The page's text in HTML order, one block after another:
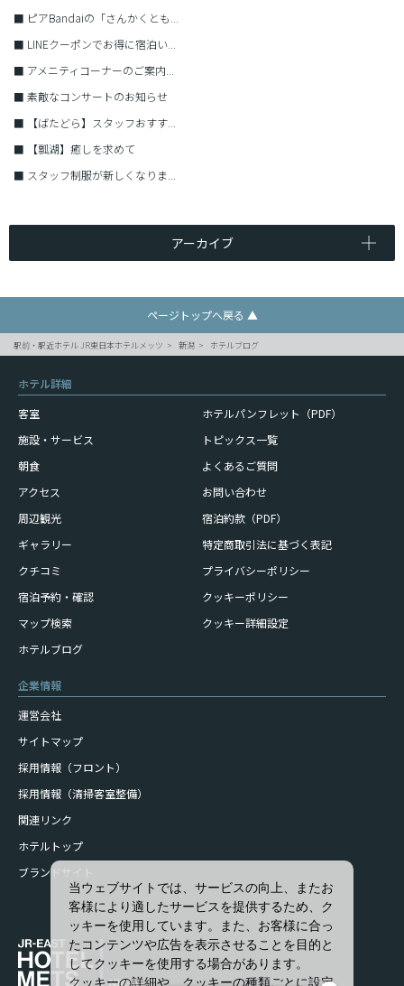
■ ピアBandaiの「さんかくとも...
■ LINEクーポンでお得に宿泊い...
■ アメニティコーナーのご案内...
■ 素敵なコンサートのお知らせ
■
【ばたどら】スタッフおすす...
■
【瓢湖】癒しを求めて
■ スタッフ制服が新しくなりま...
アーカイブ
ページトップへ戻る ▲
駅前・駅近ホテル JR東日本ホテルメッツ 新潟 ホテルブログ
ホテル詳細
客室
施設・サービス
朝食
アクセス
周辺観光
ギャラリー
クチコミ
宿泊予約・確認
マップ検索
ホテルブログ
ホテルパンフレット（PDF）
トピックス一覧
よくあるご質問
お問い合わせ
宿泊約款（PDF）
特定商取引法に基づく表記
プライバシーポリシー
クッキーポリシー
クッキー詳細設定
企業情報
運営会社
サイトマップ
採用情報（フロント）
採用情報（清掃客室整備）
関連リンク
ホテルトップ
ブランドサイト
当ウェブサイトでは、サービスの向上、またお
客様により適したサービスを提供するため、ク
ッキーを使用しています。また、お客様に合っ
たコンテンツや広告を表示させることを目的と
してクッキーを使用する場合があります。
クッキーの詳細や、クッキーの種類ごとに設定